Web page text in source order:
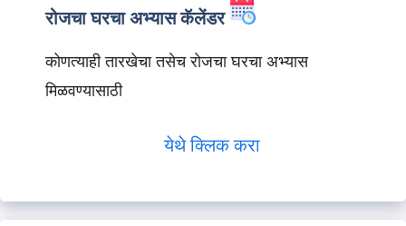
रोजचा घरचा अभ्यास कॅलेंडर
कोणत्याही तारखेचा तसेच रोजचा घरचा अभ्यास
मिळवण्यासाठी
येथे क्लिक करा